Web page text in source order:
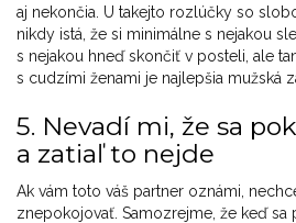
aj nekončia. U takejto rozlúčky so
nikdy istá, že si minimálne s nejakou
s nejakou hneď skončiť v posteli, ale
s cudzími ženami je najlepšia mužská
5. Nevadí mi, že sa
a zatiaľ to nejde
Ak vám toto váš partner oznámi,
znepokojovať. Samozrejme, že keď sa